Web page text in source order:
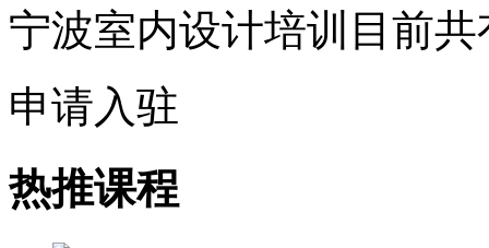
宁波室内设计培训目前
申请入驻
热推课程